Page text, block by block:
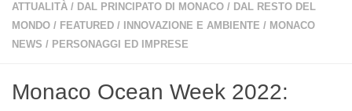
ATTUALITÀ / DAL PRINCIPATO DI MONACO / DAL RESTO DEL
MONDO / FEATURED / INNOVAZIONE E AMBIENTE / MONACO
NEWS / PERSONAGGI ED IMPRESE
Monaco Ocean Week 2022: